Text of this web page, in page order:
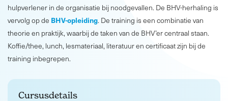
hulpverlener in de organisatie bij noodgevallen. De BHV-herhaling is
vervolg op de BHV-opleiding. De training is een combinatie van
theorie en praktijk, waarbij de taken van de BHV’er centraal staan.
Koffie/thee, lunch, lesmateriaal, literatuur en certificaat zijn bij de
training inbegrepen.
Cursusdetails